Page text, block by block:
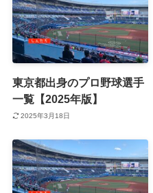
東京都出身のプロ野球選手
一覧【2025年版】
2025年3月18日